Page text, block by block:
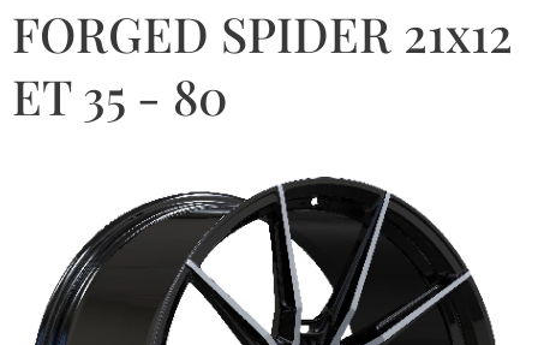
FORGED SPIDER 21x12
ET 35 - 80